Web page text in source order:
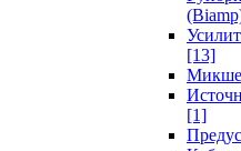
[13]
[1]